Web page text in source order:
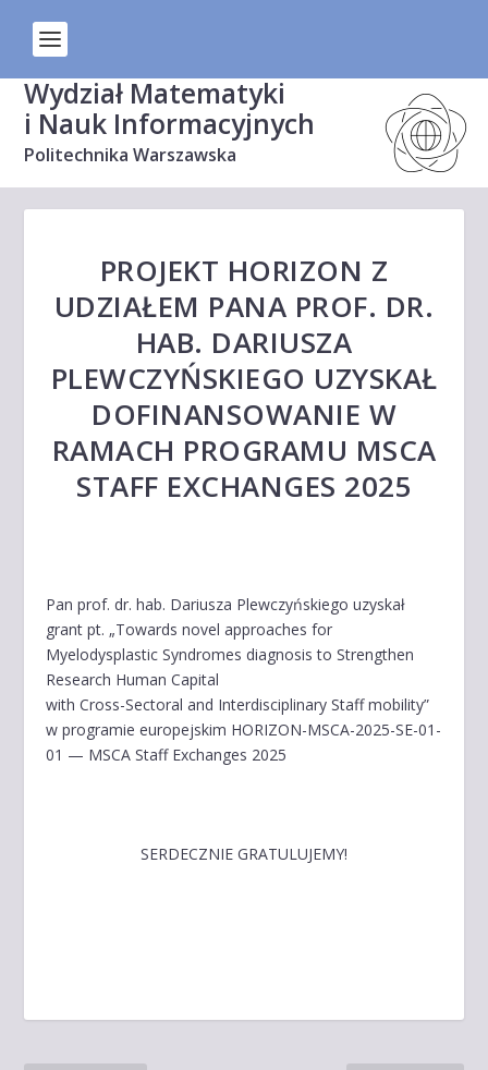
Wydział Matematyki
i Nauk Informacyjnych
Politechnika Warszawska
PROJEKT HORIZON Z
UDZIAŁEM PANA PROF. DR.
HAB. DARIUSZA
PLEWCZYŃSKIEGO UZYSKAŁ
DOFINANSOWANIE W
RAMACH PROGRAMU MSCA
STAFF EXCHANGES 2025
Pan prof. dr. hab. Dariusza Plewczyńskiego uzyskał
grant pt. „Towards novel approaches for
Myelodysplastic Syndromes diagnosis to Strengthen
Research Human Capital
with Cross-Sectoral and Interdisciplinary Staff mobility”
w programie europejskim HORIZON-MSCA-2025-SE-01-
01 — MSCA Staff Exchanges 2025
SERDECZNIE GRATULUJEMY!